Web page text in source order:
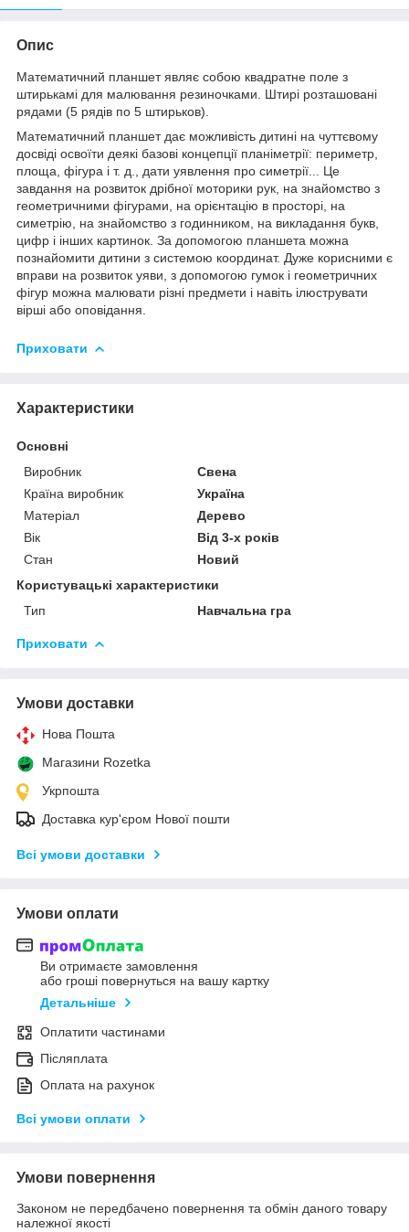
Опис
Математичний планшет являє собою квадратне поле з
штирькамі для малювання резиночками. Штирі розташовані
рядами (5 рядів по 5 штирьков).
Математичний планшет дає можливість дитині на чуттєвому
досвіді освоїти деякі базові концепції планіметрії: периметр,
площа, фігура і т. д., дати уявлення про симетрії... Це
завдання на розвиток дрібної моторики рук, на знайомство з
геометричними фігурами, на орієнтацію в просторі, на
симетрію, на знайомство з годинником, на викладання букв,
цифр і інших картинок. За допомогою планшета можна
познайомити дитини з системою координат. Дуже корисними є
вправи на розвиток уяви, з допомогою гумок і геометричних
фігур можна малювати різні предмети і навіть ілюструвати
вірші або оповідання.
Приховати
Характеристики
Основні
Виробник
Свена
Країна виробник
Україна
Матеріал
Дерево
Вік
Від 3-х років
Стан
Новий
Користувацькi характеристики
Тип
Навчальна гра
Приховати
Умови доставки
Нова Пошта
Магазини Rozetka
Укрпошта
Доставка кур'єром Нової пошти
Всі умови доставки
Умови оплати
Ви отримаєте замовлення
або гроші повернуться на вашу картку
Детальніше
Оплатити частинами
Післяплата
Оплата на рахунок
Всі умови оплати
Умови повернення
Законом не передбачено повернення та обмін даного товару
належної якості